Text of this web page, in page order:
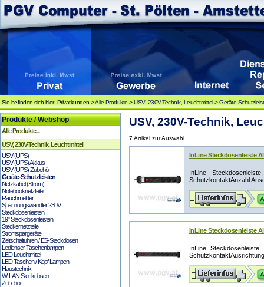
Sie befinden sich hier: Privatkunden >Alle Produkte >USV, 230V-Technik, Leuchtmittel>Geräte-
Produkte / Webshop
Alle Produkte...
USV, 230V-Technik, Leuchtmittel
USV (UPS)
USV (UPS) Akkus
USV (UPS) Zubehör
Geräte-Schutzleisten
Netzkabel (Strom)
Notebooknetzteile
Rauchmelder
Spannungswandler 230V
Steckdosenleisten
19" Steckdosenleisten
Steckernetzteile
Stromspargeräte
Zeitschaltuhren / ES-Steckdosen
Ledlenser Taschenlampen
LED Leuchtmittel
LED Taschen / Kopf Lampen
Haustechnik
W-LAN Steckdosen
Zubehör
USV, 230V-Technik,
7 Artikel zur Auswahl
InLine Steckdosenleiste
InLine
SchutzkontaktAnzahl
InLine Steckdosenleiste
InLine